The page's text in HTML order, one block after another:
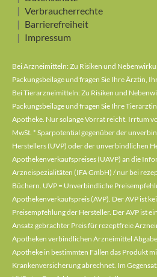
Verbraucherrechte
Barrierefreiheit
Impressum
Bei Arzneimitteln: Zu Risiken und
Packungsbeilage und fragen Sie Ihre Ärztin,
Bei Tierarzneimitteln: Zu Risiken und
Packungsbeilage und fragen Sie Ihre
Apotheke. Nur solange Vorrat reicht. Irrtum
MwSt. * Sparpotential gegenüber der
Herstellers (UVP) oder der unverbindlichen
Apothekenverkaufspreises (UAVP) an die
Arzneispezialitäten (IFA GmbH) / nur bei
Büchern. UVP = Unverbindliche
Apothekenverkaufspreis (AVP). Der AVP ist
Preisempfehlung der Hersteller. Der AVP ist
Ansatz gebrachter Preis für rezeptfreie
Apotheken verbindlichen Arzneimittel
Apotheke in bestimmten Fällen das Produkt
Krankenversicherung abrechnet. Im